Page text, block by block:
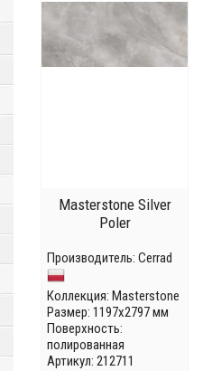
Masterstone Silver
Poler
Производитель: Cerrad
Коллекция: Masterstone
Размер: 1197x2797 мм
Поверхность:
полированная
Артикул: 212711